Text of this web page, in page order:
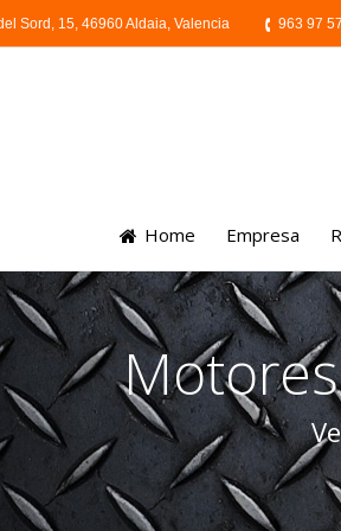
Sord, 15, 46960 Aldaia, Valencia 963 97
Home Empresa
You are here: